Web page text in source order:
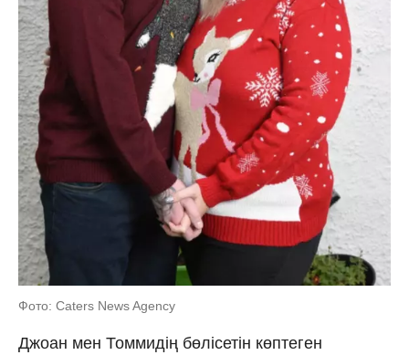
Фото: Caters News Agency
Джоан мен Томмидің бөлісетін көптеген